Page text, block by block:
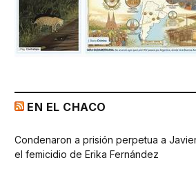
EN EL CHACO
Condenaron a prisión perpetua a
el femicidio de Erika Fernández